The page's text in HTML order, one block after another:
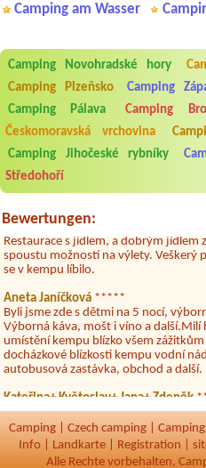
Camping am Wasser
Camping Novohradské hory
Camping Plzeňsko
Camping
Camping Pálava
Camping
Českomoravská vrchovina
Camping Jihočeské rybníky
Středohoří
Bewertungen:
Aneta Melicharová***
Byli jsme zde v týdnu od 25.7. do
V umývárně i na WC bylo vždy čisto,
množství návštěvníků není
restaurace, kebab a další občerstvení.
celodenní hluk z repráků u stanů a
ubytovaných. Přes den jsem si
hrála jiná hudba.Kemp pěkný, ale
Jana*****
karavanem. Klid pohoda socialky
Restaurace s jídlem, a dobrým jídlem
spoustu možností na výlety. Veškerý
se v kempu líbilo.
Aneta Janíčková *****
Byli jsme zde s dětmi na 5 nocí,
Výborná káva, mošt i víno a další.Milí
umístění kempu blízko všem
docházkové blízkosti kempu vodní
autobusová zastávka, obchod a
Kateřina+ Květoslav+ Jana+ Zdeněk
klidný kemp. Čisté, nově vybavené
víno, možnost grilování nebo jen
variant na výlety po okolí. Za nás
Camping Czech camping
Info
Landkarte Registration
Alle Rechte vorbehalten,